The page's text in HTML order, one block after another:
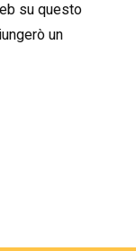
su questo
un